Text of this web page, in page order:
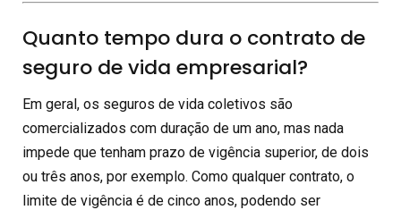
Quanto tempo dura o contrato de
seguro de vida empresarial?
Em geral, os seguros de vida coletivos são
comercializados com duração de um ano, mas nada
impede que tenham prazo de vigência superior, de dois
ou três anos, por exemplo. Como qualquer contrato, o
limite de vigência é de cinco anos, podendo ser